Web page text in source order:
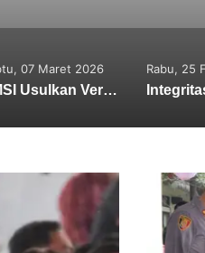
2026
SMSI Usulkan Verifikasi Media Deserahkan Pada Organisasi Media, Ketua Dewan Pers : Siap Membahas
Rabu, 25 Februari